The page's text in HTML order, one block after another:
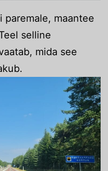
paremale, maantee
selline
mida see